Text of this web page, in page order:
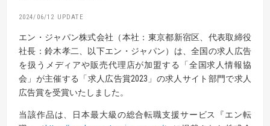
2024/06/12
エン・ジャパン株式会社（本社：東京都新宿区、代表取締役
社長：鈴木孝二、以下エン・ジャパン）は、全国の求人広告
を扱うメディアや販売代理店が加盟する「全国求人情報協
会」が主催する「求人広告賞2023」の求人サイト部門で求人
広告賞を受賞いたしました。
当該作品は、日本最大級の総合転職支援サービス『エン転